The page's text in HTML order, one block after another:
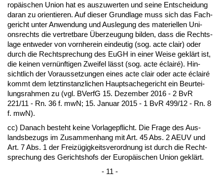
ropäischen Uni­on hat es aus­zu­wer­ten und sei­ne Ent­schei­dung
dar­an zu ori­en­tie­ren. Auf die­ser Grund­la­ge muss sich das Fach­
ge­richt un­ter An­wen­dung und Aus­le­gung des ma­te­ri­el­len Uni­
ons­rechts die ver­tret­ba­re Über­zeu­gung bil­den, dass die Rechts­
la­ge ent­we­der von vorn­her­ein ein­deu­tig (sog. ac­te clair) oder
durch die Recht­spre­chung des EuGH in ei­ner Wei­se geklärt ist,
die kei­nen vernünf­ti­gen Zwei­fel lässt (sog. ac­te éclairé). Hin­
sicht­lich der Vor­aus­set­zun­gen ei­nes ac­te clair oder ac­te éclairé
kommt dem letzt­in­stanz­li­chen Haupt­sa­che­ge­richt ein Be­ur­tei­
lungs­rah­men zu (vgl. BVerfG 15. De­zem­ber 2016 - 2 BvR
221/11 - Rn. 36 f. mwN; 15. Ja­nu­ar 2015 - 1 BvR 499/12 - Rn. 8
f. mwN).
cc) Da­nach be­steht kei­ne Vor­la­ge­pflicht. Die Fra­ge des Aus­
lands­be­zugs im Zu­sam­men­hang mit Art. 45 Abs. 2 AEUV und
Art. 7 Abs. 1 der Freizügig­keits­ver­ord­nung ist durch die Recht­
spre­chung des Ge­richts­hofs der Eu­ropäischen Uni­on geklärt.
- 11 -